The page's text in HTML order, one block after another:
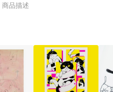
例如首購優惠，P coins，
限。 6. APP 請更新至
，禮物卡，開館保證金，補
購物站上之商品規格、
訊頁及購物車不符，以
為準。 10. 點數紅包使用規
若於 LINE 購物前往 Pinkoi
商品描述